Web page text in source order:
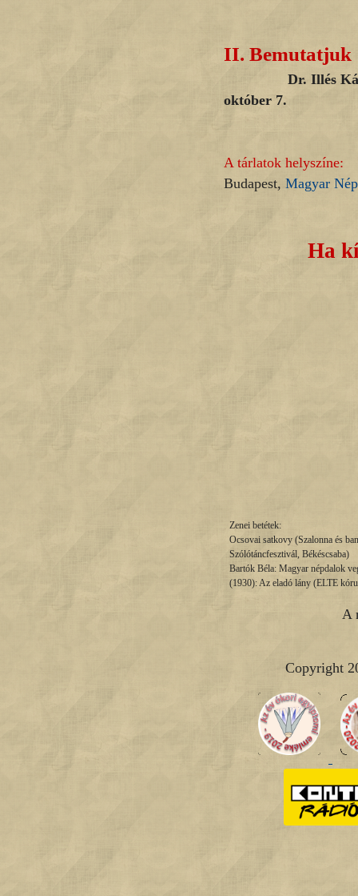
II. Bemutatjuk
Dr. Illés Károlyné
október 7.
A tárlatok helyszíne:
Budapest, Magyar
Ha
Zenei betétek:
Ocsovai satkovy (Szalonna és
Szólótáncfesztivál, Békéscsaba)
Bartók Béla: Magyar népdalok
(1930): Az eladó lány (ELTE
A
Copyright